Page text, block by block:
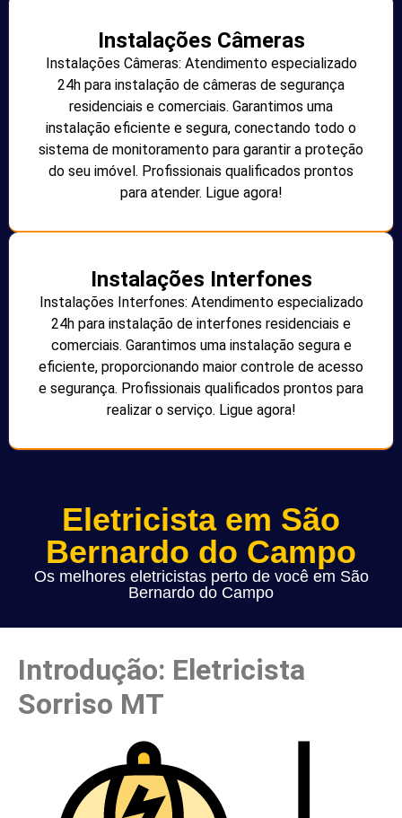
Instalações Câmeras
Instalações Câmeras: Atendimento especializado
24h para instalação de câmeras de segurança
residenciais e comerciais. Garantimos uma
instalação eficiente e segura, conectando todo o
sistema de monitoramento para garantir a proteção
do seu imóvel. Profissionais qualificados prontos
para atender. Ligue agora!
Instalações Interfones
Instalações Interfones: Atendimento especializado
24h para instalação de interfones residenciais e
comerciais. Garantimos uma instalação segura e
eficiente, proporcionando maior controle de acesso
e segurança. Profissionais qualificados prontos para
realizar o serviço. Ligue agora!
Eletricista em São
Bernardo do Campo
Os melhores eletricistas perto de você em São
Bernardo do Campo
Introdução: Eletricista
Sorriso MT